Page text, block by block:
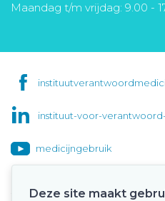
Maandag t/m vrijdag: 9.00 -
instituut-voor-
medicijngebruik
Deze site maakt